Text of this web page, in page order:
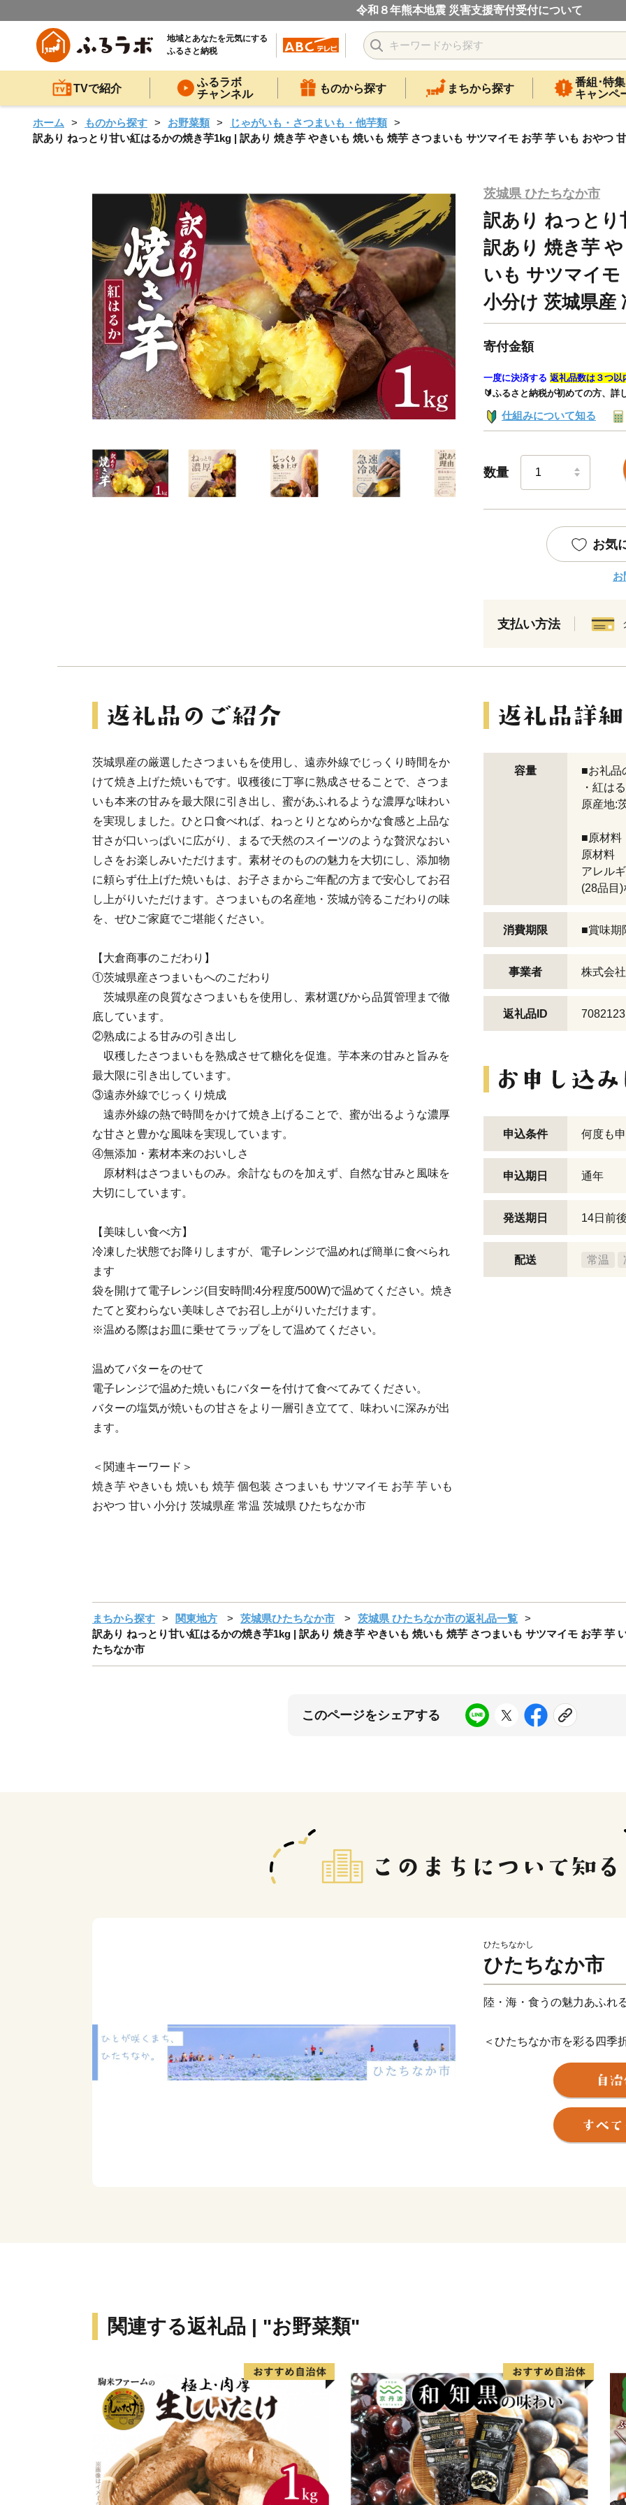
令和８年熊本地震 災害支援寄付受付について
地域とあなたを元気にする
ふるさと納税
TVで紹介
ふるラボ
チャンネル
ものから探す まちから探す
番組･特集
キャンペ
ホーム ものから探す お野菜類
じゃがいも・さつまいも・他芋類
訳あり ねっとり甘い紅はるかの焼き芋1kg | 訳あり 焼き芋 やきいも 焼いも 焼芋 さつまいも サツマイモ お芋 芋 いも おやつ
茨城県 ひたちなか市
訳あり ねっとり
訳あり 焼き芋
いも サツマイ
小分け 茨城県産
寄付金額
一度に決済する 返礼品数は３つ以
🔰ふるさと納税が初めての方、詳
仕組みについて知る
数量
お気
お
支払い方法
茨城県産の厳選したさつまいもを使用し、遠赤外線でじっくり時間をか
けて焼き上げた焼いもです。収穫後に丁寧に熟成させることで、さつま
いも本来の甘みを最大限に引き出し、蜜があふれるような濃厚な味わい
を実現しました。ひと口食べれば、ねっとりとなめらかな食感と上品な
甘さが口いっぱいに広がり、まるで天然のスイーツのような贅沢なおい
しさをお楽しみいただけます。素材そのものの魅力を大切にし、添加物
に頼らず仕上げた焼いもは、お子さまからご年配の方まで安心してお召
し上がりいただけます。さつまいもの名産地・茨城が誇るこだわりの味
を、ぜひご家庭でご堪能ください。
【大倉商事のこだわり】
①茨城県産さつまいもへのこだわり
茨城県産の良質なさつまいもを使用し、素材選びから品質管理まで徹
底しています。
②熟成による甘みの引き出し
収穫したさつまいもを熟成させて糖化を促進。芋本来の甘みと旨みを
最大限に引き出しています。
③遠赤外線でじっくり焼成
遠赤外線の熱で時間をかけて焼き上げることで、蜜が出るような濃厚
な甘さと豊かな風味を実現しています。
④無添加・素材本来のおいしさ
原材料はさつまいものみ。余計なものを加えず、自然な甘みと風味を
大切にしています。
【美味しい食べ方】
冷凍した状態でお降りしますが、電子レンジで温めれば簡単に食べられ
ます
袋を開けて電子レンジ(目安時間:4分程度/500W)で温めてください。焼き
たてと変わらない美味しさでお召し上がりいただけます。
※温める際はお皿に乗せてラップをして温めてください。
温めてバターをのせて
電子レンジで温めた焼いもにバターを付けて食べてみてください。
バターの塩気が焼いもの甘さをより一層引き立てて、味わいに深みが出
ます。
＜関連キーワード＞
焼き芋 やきいも 焼いも 焼芋 個包装 さつまいも サツマイモ お芋 芋 いも
おやつ 甘い 小分け 茨城県産 常温 茨城県 ひたちなか市
容量
■お礼品
・紅は
原産地:
■原材料
原材料
アレル
(28品目)
消費期限 ■賞味期
事業者 株式会
返礼品ID 7082123
申込条件 何度も
申込期日 通年
発送期日 14日前後
配送 常温
まちから探す 関東地方 茨城県ひたちなか市
茨城県 ひたちなか市の返礼品一覧
訳あり ねっとり甘い紅はるかの焼き芋1kg | 訳あり 焼き芋 やきいも 焼いも 焼芋 さつまいも サツマイモ お芋 芋
たちなか市
このページをシェアする
ひたちなかし
ひたちなか市
陸・海・食うの魅力あふ
＜ひたちなか市を彩る四季
ひたちなか市は茨城県の中
れる頃、国営ひたち海浜公
カラフルで可愛らしいチュ
い！世界の絶景』と評され
モフィラが見頃を迎え、大
現す新緑のコキアは、秋
量日本一を誇り、多数の水
ジナル商品の開発が盛んに
量を誇る「ほしいも」は無
大人まで皆に愛されるひた
＜ひたちなか海浜鉄道湊線
ひたちなか海浜鉄道湊線は
た歴史あるローカル線であ
関連する返礼品 | "お野菜類"